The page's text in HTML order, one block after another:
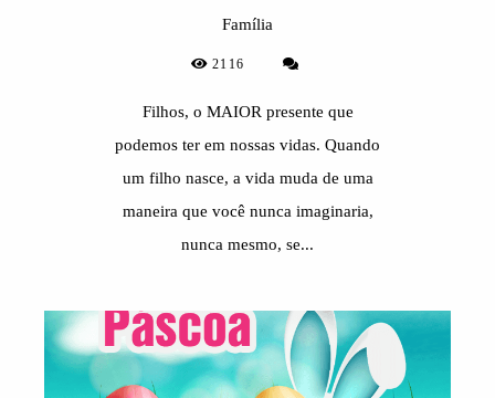
Família
2116
Filhos, o MAIOR presente que
podemos ter em nossas vidas. Quando
um filho nasce, a vida muda de uma
maneira que você nunca imaginaria,
nunca mesmo, se...